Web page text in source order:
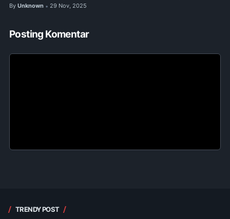
By Unknown • 29 Nov, 2025
Posting Komentar
TRENDY POST